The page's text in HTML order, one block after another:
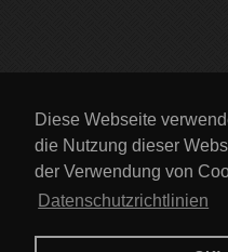
Diese Webseite
die Nutzung dieser
der Verwendung von
Datenschutzrichtlinien